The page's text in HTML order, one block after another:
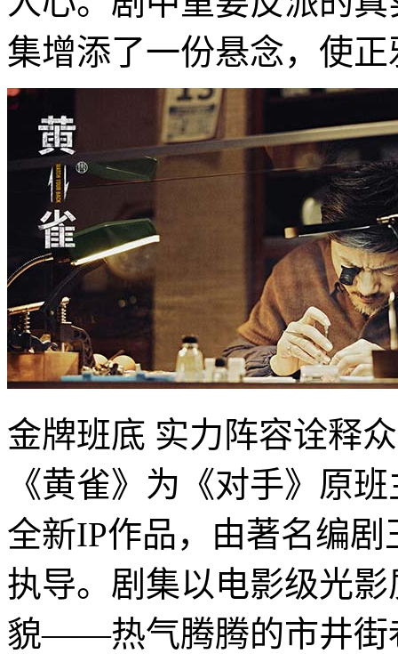
集增添了一份悬念，使
金牌班底 实力阵容诠释
《黄雀》为《对手》原
全新IP作品，由著名编
执导。剧集以电影级光
貌——热气腾腾的市井街